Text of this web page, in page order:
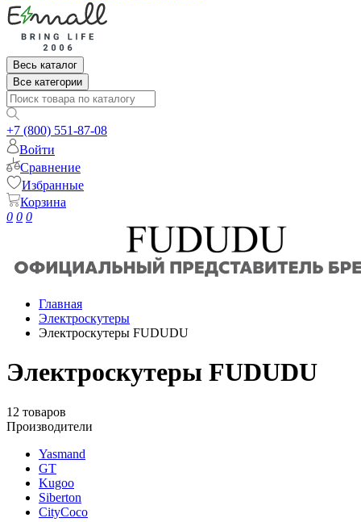
Весь каталог
Все категории
+7 (800) 551-87-08
Войти
Сравнение
Избранные
Корзина
0 0 0
Главная
Электроскутеры
Электроскутеры FUDUDU
Электроскутеры FUDUDU
12 товаров
Производители
Yasmand
GT
Kugoo
Siberton
CityCoco